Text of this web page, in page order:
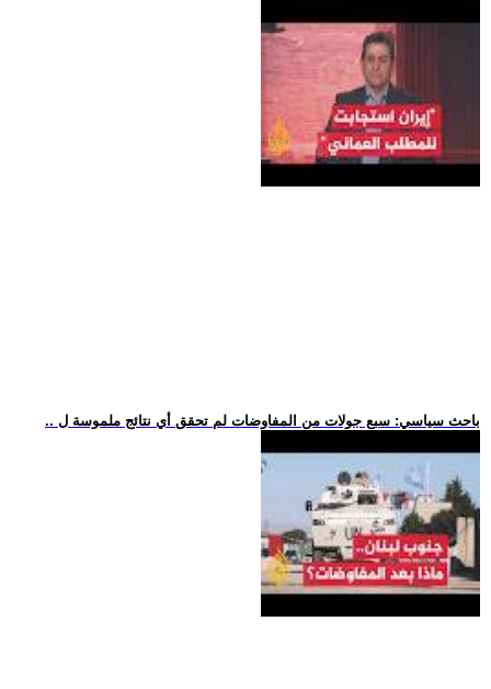
.. باحث سياسي: سبع جولات من المفاوضات لم تحقق أي نتائج ملموسة ل